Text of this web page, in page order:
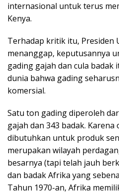
internasional untuk terus
Kenya.
Terhadap kritik itu, Presiden
menanggap, keputusannya
gading gajah dan cula badak
dunia bahwa gading
komersial.
Satu ton gading diperoleh
gajah dan 343 badak.
dibutuhkan untuk produk
merupakan wilayah
besarnya (tapi telah jauh
dan badak Afrika yang
Tahun 1970-an, Afrika